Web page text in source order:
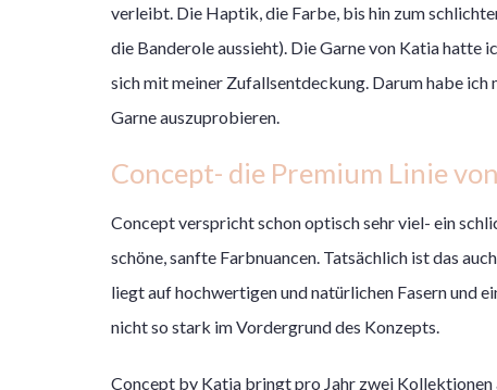
verleibt. Die Haptik, die Farbe, bis hin zum
die Banderole aussieht). Die Garne von Katia hatte
sich mit meiner Zufallsentdeckung. Darum habe
Garne auszuprobieren.
Concept- die Premium Linie
Concept verspricht schon optisch sehr viel- ein
schöne, sanfte Farbnuancen. Tatsächlich ist das
liegt auf hochwertigen und natürlichen Fasern und
nicht so stark im Vordergrund des Konzepts.
Concept by Katia bringt pro Jahr zwei